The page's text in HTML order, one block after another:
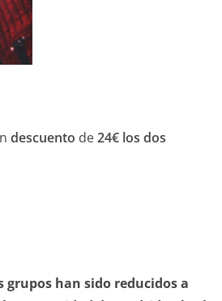
descuento de24€ los dos
grupos han sido reducidos a